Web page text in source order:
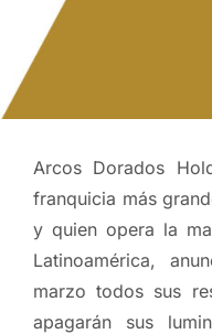
Arcos Dorados
franquicia más
y quien opera la
Latinoamérica,
marzo todos sus
apagarán sus